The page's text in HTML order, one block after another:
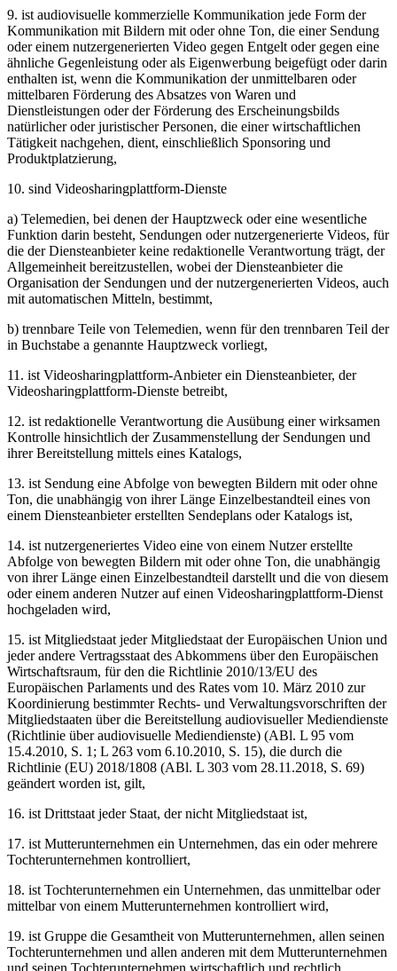
9. ist audiovisuelle kommerzielle Kommunikation jede Form der
Kommunikation mit Bildern mit oder ohne Ton, die einer Sendung
oder einem nutzergenerierten Video gegen Entgelt oder gegen eine
ähnliche Gegenleistung oder als Eigenwerbung beigefügt oder darin
enthalten ist, wenn die Kommunikation der unmittelbaren oder
mittelbaren Förderung des Absatzes von Waren und
Dienstleistungen oder der Förderung des Erscheinungsbilds
natürlicher oder juristischer Personen, die einer wirtschaftlichen
Tätigkeit nachgehen, dient, einschließlich Sponsoring und
Produktplatzierung,
10. sind Videosharingplattform-Dienste
a) Telemedien, bei denen der Hauptzweck oder eine wesentliche
Funktion darin besteht, Sendungen oder nutzergenerierte Videos, für
die der Diensteanbieter keine redaktionelle Verantwortung trägt, der
Allgemeinheit bereitzustellen, wobei der Diensteanbieter die
Organisation der Sendungen und der nutzergenerierten Videos, auch
mit automatischen Mitteln, bestimmt,
b) trennbare Teile von Telemedien, wenn für den trennbaren Teil der
in Buchstabe a genannte Hauptzweck vorliegt,
11. ist Videosharingplattform-Anbieter ein Diensteanbieter, der
Videosharingplattform-Dienste betreibt,
12. ist redaktionelle Verantwortung die Ausübung einer wirksamen
Kontrolle hinsichtlich der Zusammenstellung der Sendungen und
ihrer Bereitstellung mittels eines Katalogs,
13. ist Sendung eine Abfolge von bewegten Bildern mit oder ohne
Ton, die unabhängig von ihrer Länge Einzelbestandteil eines von
einem Diensteanbieter erstellten Sendeplans oder Katalogs ist,
14. ist nutzergeneriertes Video eine von einem Nutzer erstellte
Abfolge von bewegten Bildern mit oder ohne Ton, die unabhängig
von ihrer Länge einen Einzelbestandteil darstellt und die von diesem
oder einem anderen Nutzer auf einen Videosharingplattform-Dienst
hochgeladen wird,
15. ist Mitgliedstaat jeder Mitgliedstaat der Europäischen Union und
jeder andere Vertragsstaat des Abkommens über den Europäischen
Wirtschaftsraum, für den die Richtlinie 2010/13/EU des
Europäischen Parlaments und des Rates vom 10. März 2010 zur
Koordinierung bestimmter Rechts- und Verwaltungsvorschriften der
Mitgliedstaaten über die Bereitstellung audiovisueller Mediendienste
(Richtlinie über audiovisuelle Mediendienste) (ABl. L 95 vom
15.4.2010, S. 1; L 263 vom 6.10.2010, S. 15), die durch die
Richtlinie (EU) 2018/1808 (ABl. L 303 vom 28.11.2018, S. 69)
geändert worden ist, gilt,
16. ist Drittstaat jeder Staat, der nicht Mitgliedstaat ist,
17. ist Mutterunternehmen ein Unternehmen, das ein oder mehrere
Tochterunternehmen kontrolliert,
18. ist Tochterunternehmen ein Unternehmen, das unmittelbar oder
mittelbar von einem Mutterunternehmen kontrolliert wird,
19. ist Gruppe die Gesamtheit von Mutterunternehmen, allen seinen
Tochterunternehmen und allen anderen mit dem Mutterunternehmen
und seinen Tochterunternehmen wirtschaftlich und rechtlich